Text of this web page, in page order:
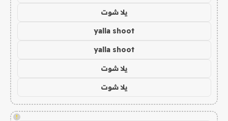
يلا شوت
yalla shoot
yalla shoot
يلا شوت
يلا شوت
!